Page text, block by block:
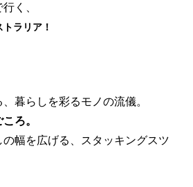
く、
ラリア！
暮らしを彩るモノの流儀。
ろ。
幅を広げる、スタッキングスツ